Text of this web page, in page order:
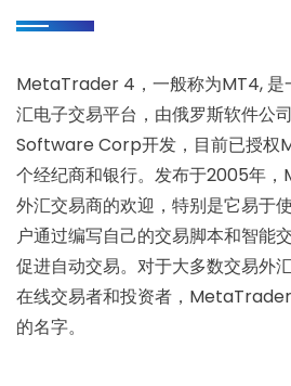
MetaTrader 4，一般称为MT4, 是
汇电子交易平台，由俄罗斯软件公
Software Corp开发，目前已授权
个经纪商和银行。发布于2005年，
外汇交易商的欢迎，特别是它易于
户通过编写自己的交易脚本和智能
促进自动交易。对于大多数交易外
在线交易者和投资者，
的名字。